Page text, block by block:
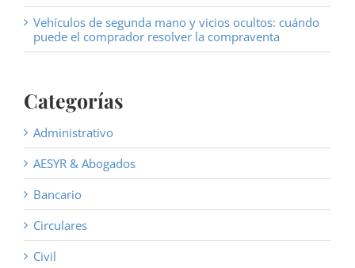
Vehículos de segunda mano y vicios ocultos: cuándo
puede el comprador resolver la compraventa
Categorías
Administrativo
AESYR & Abogados
Bancario
Circulares
Civil